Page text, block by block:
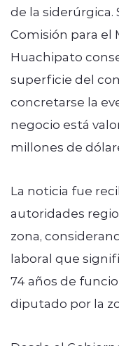
de la siderúrgica.
Comisión para el
Huachipato
superficie del
concretarse la
negocio está
millones de
La noticia fue
autoridades
zona,
laboral que
74 años de
diputado por la